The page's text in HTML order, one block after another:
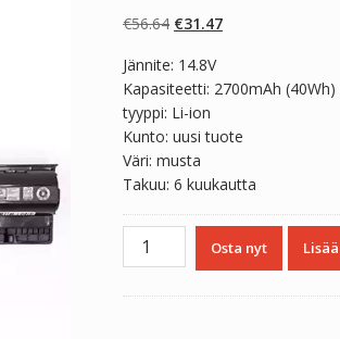
perustuen
asiakkaan
€56.64 Alkuperäinen
oli:
€56.64.
€31.47Nykyinen
€31.47.
Jännite: 14.8V
Kapasiteetti: 2700mAh (40Wh)
tyyppi: Li-ion
Kunto: uusi tuote
Väri: musta
Takuu: 6 kuukautta
Kannettavan
Osta nyt